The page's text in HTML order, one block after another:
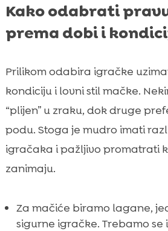
Kako odabrati
prema dobi i
Prilikom odabira igračke
kondiciju i lovni stil mačke.
“plijen” u zraku, dok druge
podu. Stoga je mudro imati
igračaka i pažljivo promatrati
zanimaju.
Za mačiće biramo lagane,
sigurne igračke. Trebamo